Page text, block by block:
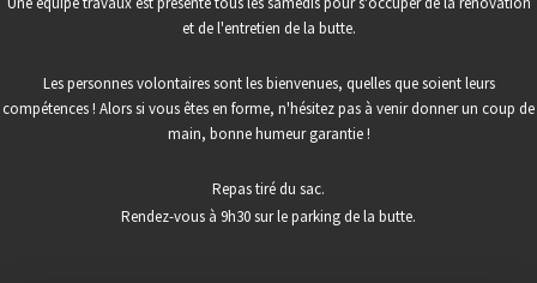
et de l'entretien de la butte.
Les personnes volontaires sont les bienvenues, quelles que soient leurs
compétences ! Alors si vous êtes en forme, n'hésitez pas à venir donner un coup de
main, bonne humeur garantie !
Repas tiré du sac.
Rendez-vous à 9h30 sur le parking de la butte.